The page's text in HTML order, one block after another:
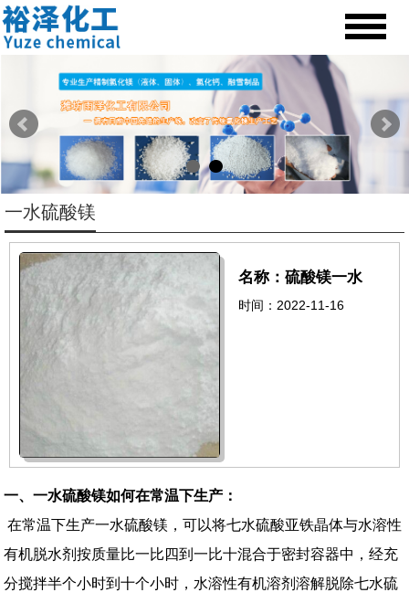
一水硫酸镁
名称：硫酸镁一水
时间：2022-11-16
一、一水硫酸镁如何在常温下生产：
在常温下生产一水硫酸镁，可以将七水硫酸亚铁晶体与水溶性
有机脱水剂按质量比一比四到一比十混合于密封容器中，经充
分搅拌半个小时到十个小时，水溶性有机溶剂溶解脱除七水硫